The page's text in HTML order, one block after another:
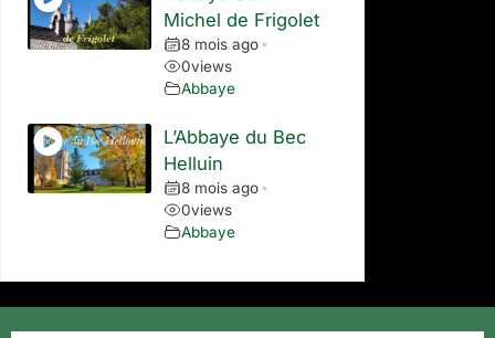
Michel de Frigolet
8 mois ago •
0views
Abbaye
L’Abbaye du Bec
Helluin
8 mois ago •
0views
Abbaye